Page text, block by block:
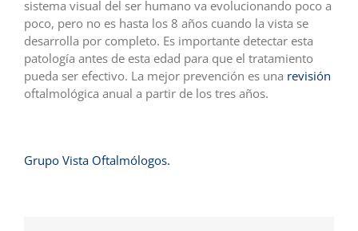
sistema visual del ser humano va evolucionando poco a
poco, pero no es hasta los 8 años cuando la vista se
desarrolla por completo. Es importante detectar esta
patología antes de esta edad para que el tratamiento
pueda ser efectivo. La mejor prevención es una revisión
oftalmológica anual a partir de los tres años.
Grupo Vista Oftalmólogos.